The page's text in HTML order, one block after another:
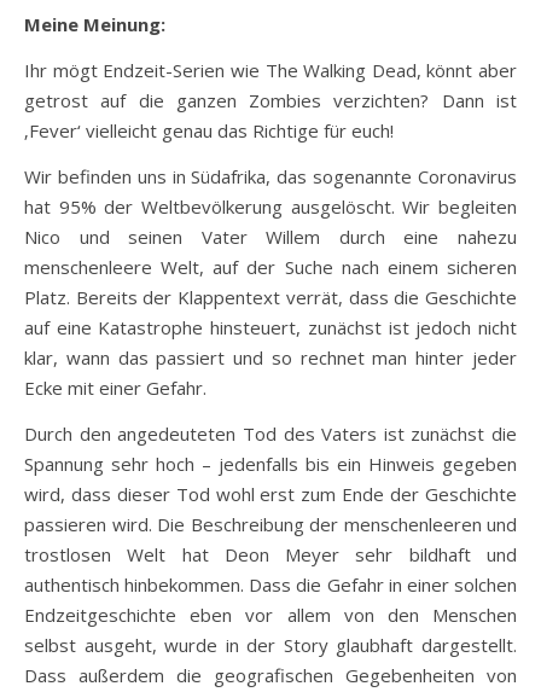
Meine Meinung:
Ihr mögt Endzeit-Serien wie The Walking Dead, könnt aber
getrost auf die ganzen Zombies verzichten? Dann ist
‚Fever‘ vielleicht genau das Richtige für euch!
Wir befinden uns in Südafrika, das sogenannte Coronavirus
hat 95% der Weltbevölkerung ausgelöscht. Wir begleiten
Nico und seinen Vater Willem durch eine nahezu
menschenleere Welt, auf der Suche nach einem sicheren
Platz. Bereits der Klappentext verrät, dass die Geschichte
auf eine Katastrophe hinsteuert, zunächst ist jedoch nicht
klar, wann das passiert und so rechnet man hinter jeder
Ecke mit einer Gefahr.
Durch den angedeuteten Tod des Vaters ist zunächst die
Spannung sehr hoch – jedenfalls bis ein Hinweis gegeben
wird, dass dieser Tod wohl erst zum Ende der Geschichte
passieren wird. Die Beschreibung der menschenleeren und
trostlosen Welt hat Deon Meyer sehr bildhaft und
authentisch hinbekommen. Dass die Gefahr in einer solchen
Endzeitgeschichte eben vor allem von den Menschen
selbst ausgeht, wurde in der Story glaubhaft dargestellt.
Dass außerdem die geografischen Gegebenheiten von